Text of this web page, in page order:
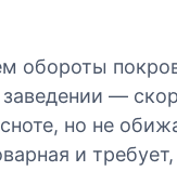
обороты
заведении —
но не
и